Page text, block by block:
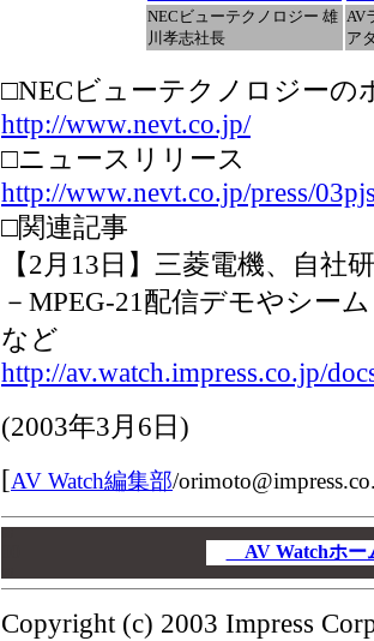
NECビューテクノロジー 雄
川孝志社長
AV
ア
□NECビューテクノロジーの
http://www.nevt.co.jp/
□ニュースリリース
http://www.nevt.co.jp/press/
□関連記事
【2月13日】三菱電機、自社
－MPEG-21配信デモやシー
など
http://av.watch.impress.co.jp/
(2003年3月6日)
[AV Watch編集部/
AV Watchホ
Copyright (c) 2003 Impress